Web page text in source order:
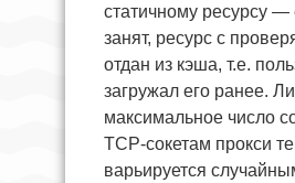
статичному ресурсу —
занят, ресурс с
отдан из кэша, т.е.
загружал его ранее.
максимальное число
TCP-сокетам прокси
варьируется